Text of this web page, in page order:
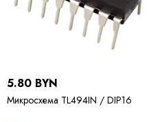
5.80 BYN
Микросхема TL494IN / DIP16